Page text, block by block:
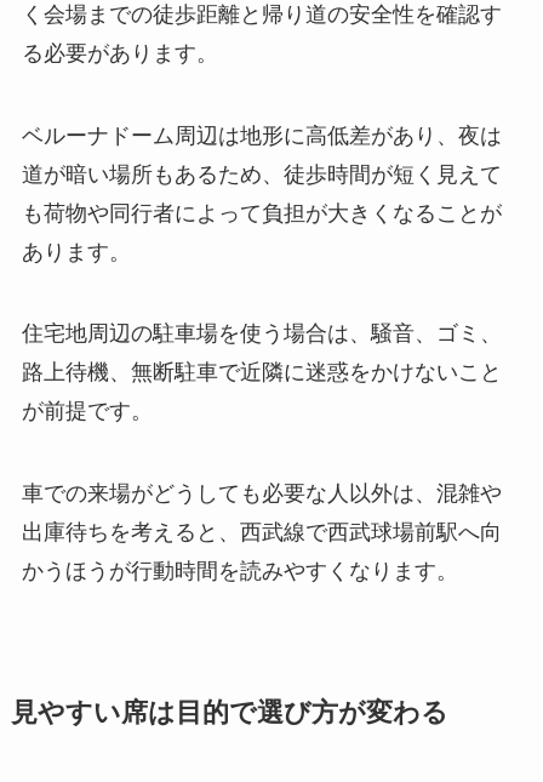
く会場までの徒歩距離と帰り道の安全性を確認す
る必要があります。
ベルーナドーム周辺は地形に高低差があり、夜は
道が暗い場所もあるため、徒歩時間が短く見えて
も荷物や同行者によって負担が大きくなることが
あります。
住宅地周辺の駐車場を使う場合は、騒音、ゴミ、
路上待機、無断駐車で近隣に迷惑をかけないこと
が前提です。
車での来場がどうしても必要な人以外は、混雑や
出庫待ちを考えると、西武線で西武球場前駅へ向
かうほうが行動時間を読みやすくなります。
見やすい席は目的で選び方が変わる